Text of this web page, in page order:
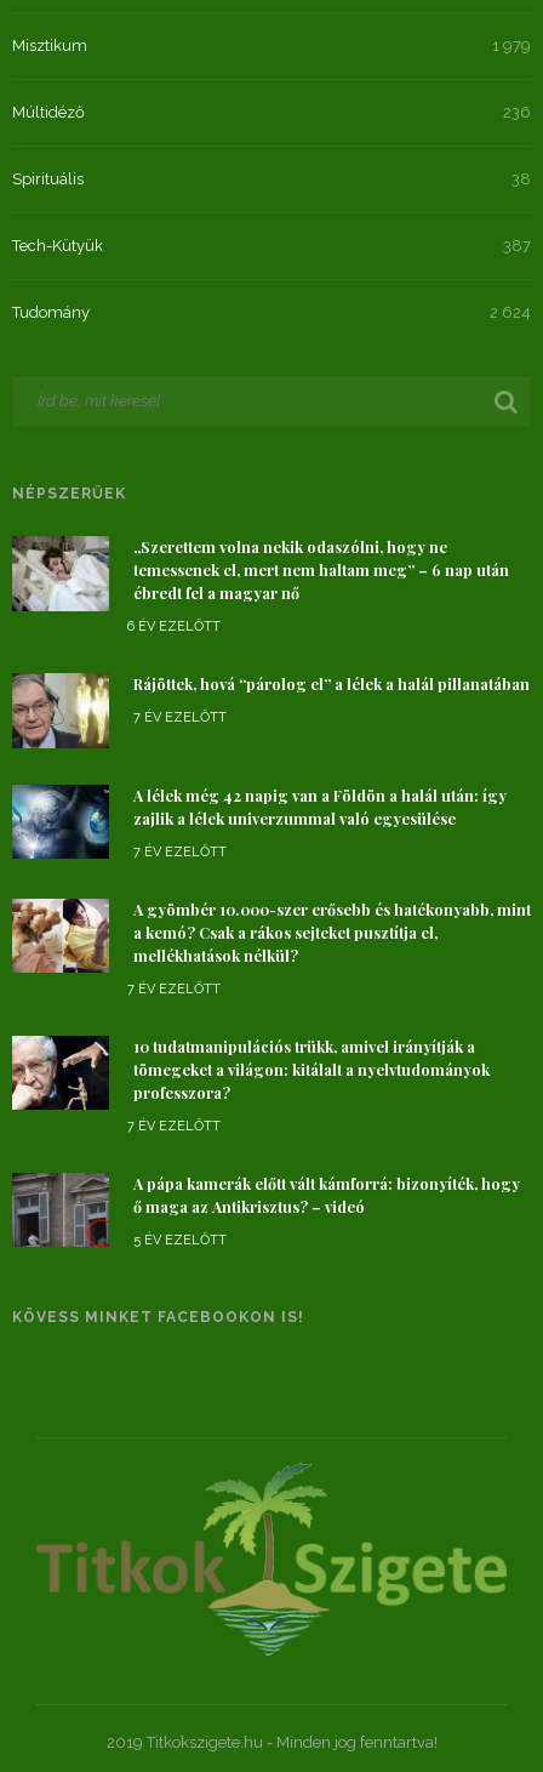
Misztikum 1 979
Múltidéző 236
Spirituális 38
Tech-Kütyük 387
Tudomány 2 624
NÉPSZERŰEK
„Szerettem volna nekik odaszólni, hogy ne
temessenek el, mert nem haltam meg” – 6 nap után
ébredt fel a magyar nő
6 ÉV EZELŐTT
Rájöttek, hová “párolog el” a lélek a halál pillanatában
7 ÉV EZELŐTT
A lélek még 42 napig van a Földön a halál után: így
zajlik a lélek univerzummal való egyesülése
7 ÉV EZELŐTT
A gyömbér 10.000-szer erősebb és hatékonyabb, mint
a kemó? Csak a rákos sejteket pusztítja el,
mellékhatások nélkül?
7 ÉV EZELŐTT
10 tudatmanipulációs trükk, amivel irányítják a
tömegeket a világon: kitálalt a nyelvtudományok
professzora?
7 ÉV EZELŐTT
A pápa kamerák előtt vált kámforrá: bizonyíték, hogy
ő maga az Antikrisztus? – videó
5 ÉV EZELŐTT
KÖVESS MINKET FACEBOOKON IS!
2019 Titkokszigete.hu - Minden jog fenntartva!